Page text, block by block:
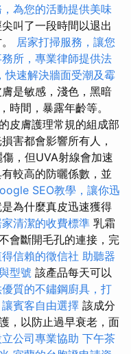
為您的活動提供美味
叫了一段時間以退出
居家打掃服務，讓您
所，專業律師提供法
快速解決牆面受潮及霉
是敏感，淺色，黑暗
時間，暴露年齡等。
皮膚護理常規的組成部
害都會影響所有人，
，但UVA射線會加速
較高的防曬係數，並
SEO教學，讓你迅
為什麼真皮迅速獲得
清潔的收費標準 乳霜
會斷開毛孔的連接，完
信賴的徵信社 助聽器
型號 該產品每天可以
質的不鏽鋼廚具，打
賓客自由選擇 該成分
，以防止過早衰老，面
公司專業協助 下午茶